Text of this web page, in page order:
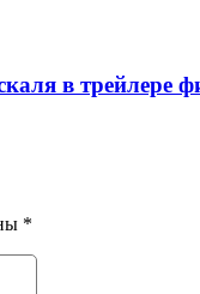
в трейлере
*